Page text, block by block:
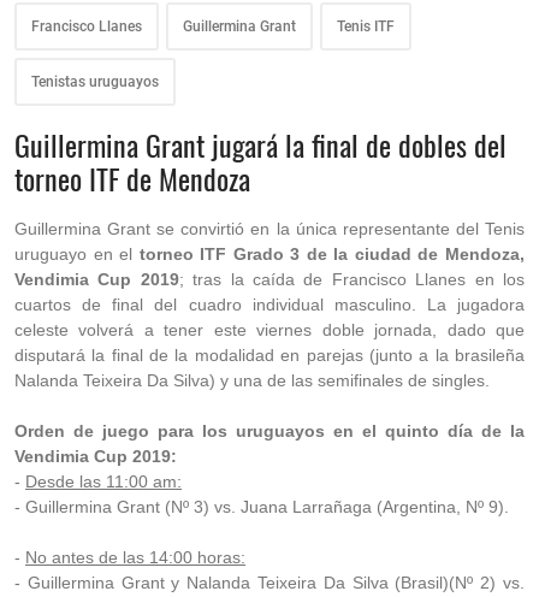
Francisco Llanes Guillermina Grant Tenis ITF
Tenistas uruguayos
Guillermina Grant jugará la final de dobles del
torneo ITF de Mendoza
Guillermina Grant se convirtió en la única representante del Tenis
uruguayo en el torneo ITF Grado 3 de la ciudad de Mendoza,
Vendimia Cup 2019; tras la caída de Francisco Llanes en los
cuartos de final del cuadro individual masculino. La jugadora
celeste volverá a tener este viernes doble jornada, dado que
disputará la final de la modalidad en parejas (junto a la brasileña
Nalanda Teixeira Da Silva) y una de las semifinales de singles.
Orden de juego para los uruguayos en el quinto día de la
Vendimia Cup 2019:
- Desde las 11:00 am:
- Guillermina Grant (Nº 3) vs. Juana Larrañaga (Argentina, Nº 9).
- No antes de las 14:00 horas:
- Guillermina Grant y Nalanda Teixeira Da Silva (Brasil)(Nº 2) vs.